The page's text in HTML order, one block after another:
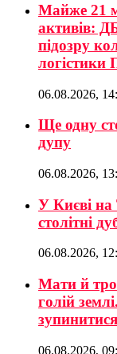
Майже 21
активів:
підозру
логістики
06.08.2026,
Ще одну
дупу
06.08.2026,
У Києві
столітні
06.08.2026,
Мати й
голій
06.08.2026,